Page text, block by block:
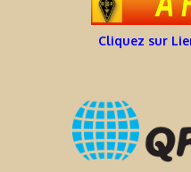
Cliquez sur